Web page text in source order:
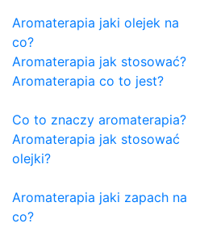
Aromaterapia jaki olejek na
co?
Aromaterapia jak stosować?
Aromaterapia co to jest?
Co to znaczy aromaterapia?
Aromaterapia jak stosować
olejki?
Aromaterapia jaki zapach na
co?